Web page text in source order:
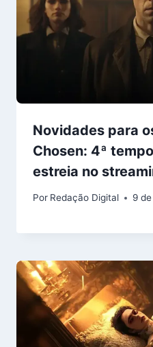
Novidades para
Chosen: 4ª
estreia no
Por Redação Digital 9